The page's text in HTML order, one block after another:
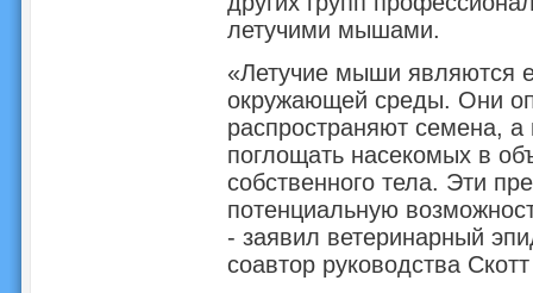
летучими мышами.
«Летучие мыши являются
окружающей среды. Они
распространяют семена,
поглощать насекомых в
собственного тела. Эти
потенциальную
- заявил ветеринарный
соавтор руководства